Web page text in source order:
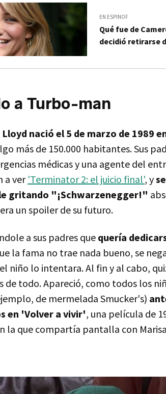
EN ESPINOF
Qué fue de
decidió retirarse
a Turbo-man
nació el 5 de marzo de 1989
más de 150.000 habitantes. Sus
médicas y una agente del
a ver 'Terminator 2: el juicio final', y
gritando "¡Schwarzenegger!"
un spoiler de su futuro.
a sus padres quequería
la fama no trae nada bueno, se
niño lo intentara. Al fin y al cabo,
de todo. Apareció, como todos los
de mermelada Smucker's)
en 'Volver a vivir', una película de
la que compartía pantalla con